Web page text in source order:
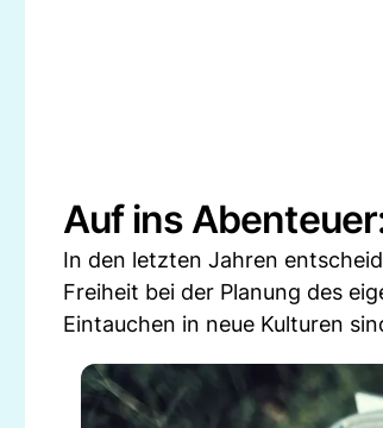
Auf ins
In den letzten Jahren
Freiheit bei der Planung des
Eintauchen in neue Kulturen